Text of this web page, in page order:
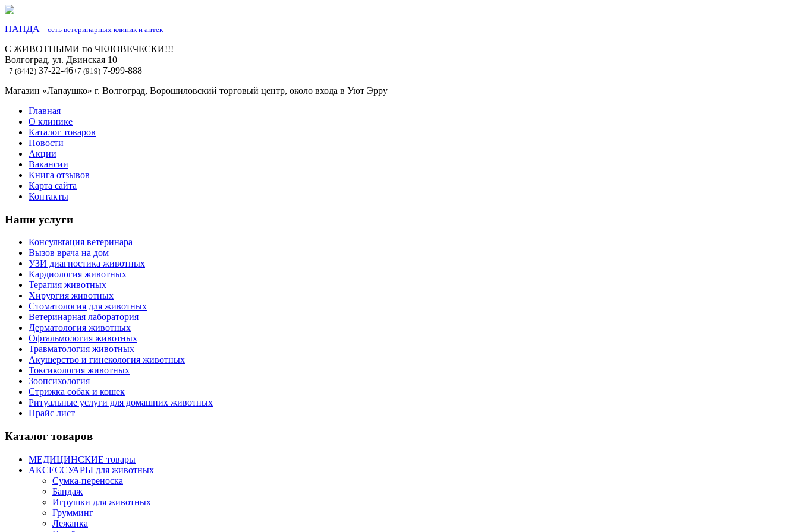
ПАНДА +сеть ветеринарных клиник и аптек
С ЖИВОТНЫМИ по ЧЕЛОВЕЧЕСКИ!!!
Волгоград, ул. Двинская 10
+7 (8442) 37-22-46+7 (919) 7-999-888
Магазин «Лапаушко» г. Волгоград, Ворошиловский торговый центр, около входа в Уют Эрру
Главная
О клинике
Каталог товаров
Новости
Акции
Вакансии
Книга отзывов
Карта сайта
Контакты
Наши услуги
Консультация ветеринара
Вызов врача на дом
УЗИ диагностика животных
Кардиология животных
Терапия животных
Хирургия животных
Стоматология для животных
Ветеринарная лаборатория
Дерматология животных
Офтальмология животных
Травматология животных
Акушерство и гинекология животных
Токсикология животных
Зоопсихология
Стрижка собак и кошек
Ритуальные услуги для домашних животных
Прайс лист
Каталог товаров
МЕДИЦИНСКИЕ товары
АКСЕССУАРЫ для животных
Сумка-переноска
Бандаж
Игрушки для животных
Грумминг
Лежанка